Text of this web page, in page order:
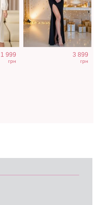
1 999
грн
3 899
грн